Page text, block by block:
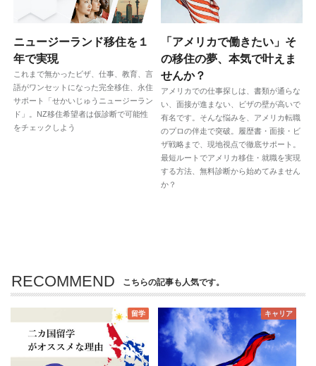
ニュージーランド移住を１
年で実現
これまで無かったビザ、仕事、教育、言
語がワンセットになった完全移住、永住
サポート「せかいじゅうニュージーラン
ド」。NZ移住希望者は仮診断で可能性
をチェックしよう
「アメリカで働きたい」そ
の移住の夢、本気で叶えま
せんか？
アメリカでの仕事探しは、書類が通らな
い、面接が進まない、ビザの壁が高いで
有名です。そんな悩みを、アメリカ転職
のプロの伴走で突破。履歴書・面接・ビ
ザ戦略まで、現地視点で徹底サポート。
最短ルートでアメリカ移住・就職を実現
する方法、無料診断から始めてみません
か？
RECOMMEND こちらの記事も人気です。
留学 キャリア